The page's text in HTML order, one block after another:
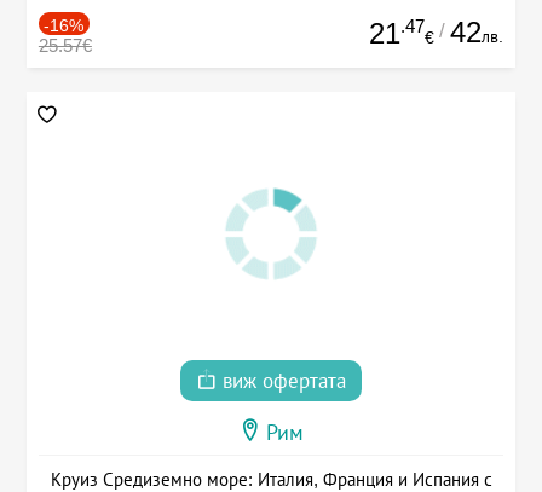
-16%
25.57€ 21.47
€ / 42лв.
виж офертата
Рим
Круиз Средиземно море: Италия, Франция и Испания с